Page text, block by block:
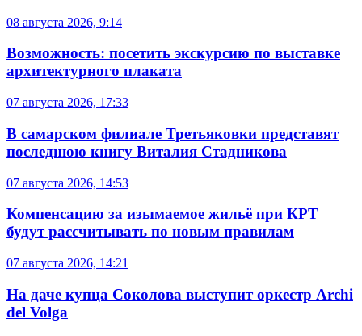
08 августа 2026, 9:14
Возможность: посетить экскурсию по выставке
архитектурного плаката
07 августа 2026, 17:33
В самарском филиале Третьяковки представят
последнюю книгу Виталия Стадникова
07 августа 2026, 14:53
Компенсацию за изымаемое жильё при КРТ
будут рассчитывать по новым правилам
07 августа 2026, 14:21
На даче купца Соколова выступит оркестр Archi
del Volga